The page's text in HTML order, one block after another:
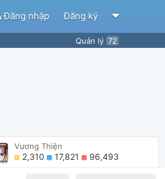
Đăng nhập Đăng ký
Quản lý 72
Vương Thiện
2,310 17,821 96,493